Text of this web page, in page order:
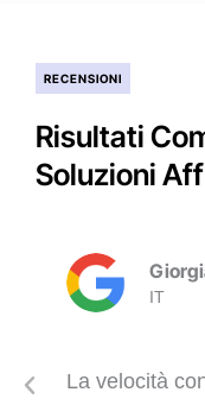
RECENSIONI
Risultati
Soluzioni
La velocità
IT